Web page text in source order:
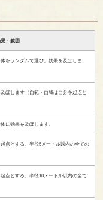
・範囲
をランダムで選び、効果を及ぼしま
ぼします（自範・自域は自分を起点と
に効果を及ぼします。
点とする、半径5メートル以内の全ての
点とする、半径10メートル以内の全て